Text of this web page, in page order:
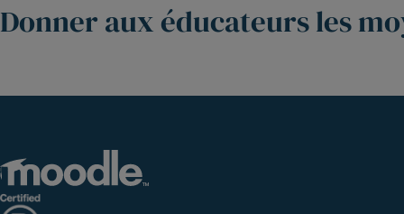
Donner aux éducateurs les